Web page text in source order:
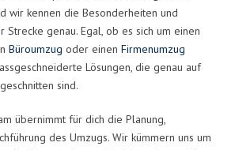
wir kennen die Besonderheiten und
genau. Egal, ob es sich um einen
Büroumzug oder einen Firmenumzug
Lösungen, die genau auf
sind.
übernimmt für dich die Planung,
des Umzugs. Wir kümmern uns um